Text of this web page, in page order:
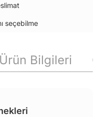
seçebilme
Ürün Bilgileri